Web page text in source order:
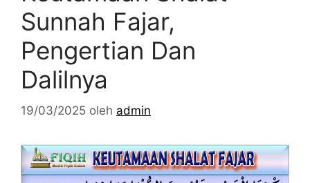
Sunnah Fajar,
Pengertian Dan
Dalilnya
19/03/2025 oleh admin